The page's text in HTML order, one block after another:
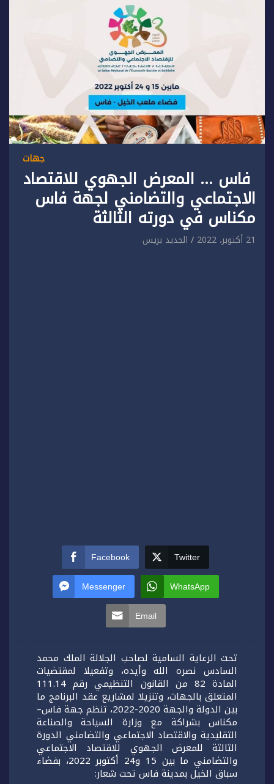
جهات
فاس … المعرض الجهوي للاقتصاد
الاجتماعي والتضامني لجهة فاس
مكناس في دورته الثالثة
21 أكتوبر، 2022 الجديد بريس
Facebook Twitter
Messenger WhatsApp
Email
تحت الرعاية السامية لصاحب الجلالة الملك محمد
السادس نصره الله وأيده، وتفعيلا لمقتضيات
المادة 82 من القانون التنظيمي رقم 111.14
المتعلق بالجهات، وتنزيلا لمشاريع عقد البرنامج ما
بين الدولة والجهة 2020-2022، تنظم جهة فاس–
مكناس بشراكة مع وزارة السياحة والصناعة
التقليدية والاقتصاد الاجتماعي والتضامني الدورة
الثالثة للمعرض الجهوي للاقتصاد الاجتماعي
والتضامني ما بين 15 و24 أكتوبر 2022، بفضاء
سباق الخيل بمدينة فاس تحت شعار: